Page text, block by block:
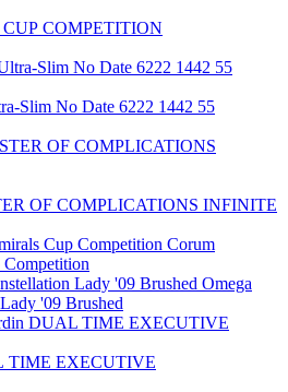
COMPETITION
Slim No Date 6222 1442 55
OF COMPLICATIONS INFINITE
Corum
Omega
'09 Brushed
TIME EXECUTIVE